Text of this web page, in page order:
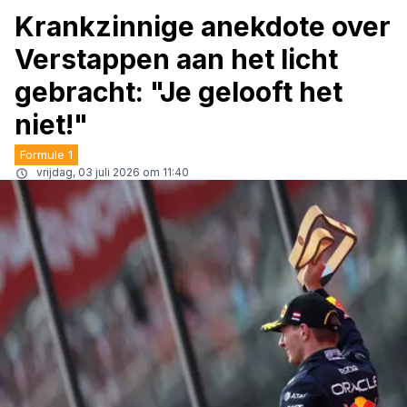
Krankzinnige anekdote over
Verstappen aan het licht
gebracht: "Je gelooft het
niet!"
Formule 1
vrijdag, 03 juli 2026 om 11:40